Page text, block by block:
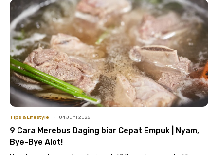
Tips & Lifestyle • 04 Juni 2025
9 Cara Merebus Daging biar Cepat Empuk | Nyam,
Bye-Bye Alot!